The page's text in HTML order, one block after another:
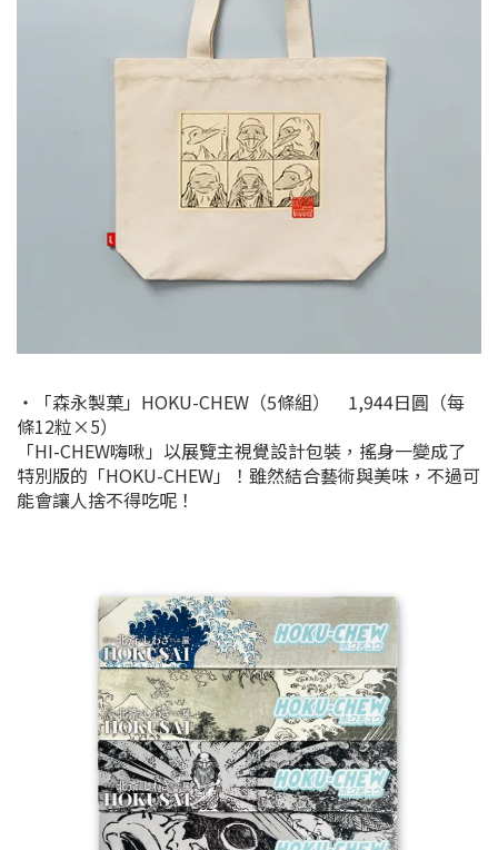
・「森永製菓」HOKU-CHEW（5條組） 1,944日圓（每
條12粒×5）
「HI-CHEW嗨啾」以展覽主視覺設計包裝，搖身一變成了
特別版的「HOKU-CHEW」！雖然結合藝術與美味，不過可
能會讓人捨不得吃呢！